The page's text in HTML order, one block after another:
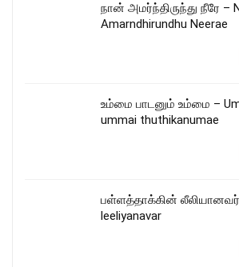
நான் அமர்ந்திருந்து நீரே –
Amarndhirundhu Neerae
உம்மை பாடனும் உம்மை –
ummai thuthikanumae
பள்ளத்தாக்கின் லீலியானவர்
leeliyanavar